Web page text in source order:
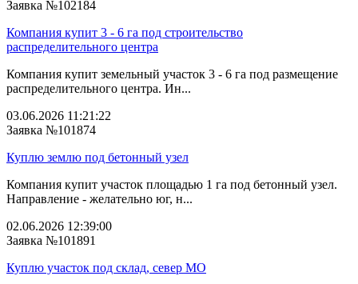
Заявка №102184
Компания купит 3 - 6 га под строительство
распределительного центра
Компания купит земельный участок 3 - 6 га под размещение
распределительного центра. Ин...
03.06.2026 11:21:22
Заявка №101874
Куплю землю под бетонный узел
Компания купит участок площадью 1 га под бетонный узел.
Направление - желательно юг, н...
02.06.2026 12:39:00
Заявка №101891
Куплю участок под склад, север МО